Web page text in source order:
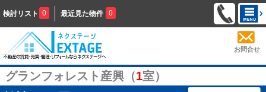
検討リスト 0 最近見た物件 0
お問合せ
グランフォレスト産興（1室）